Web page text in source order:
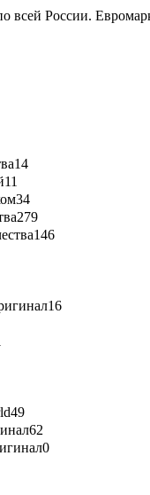
всей России.
14
11
34
279
146
16
49
62
0